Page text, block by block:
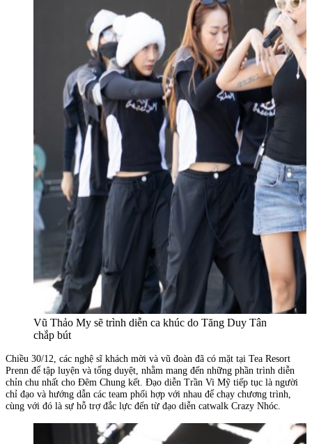
Vũ Thảo My sẽ trình diễn ca khúc do Tăng Duy Tân
chắp bút
Chiều 30/12, các nghệ sĩ khách mời và vũ đoàn đã có mặt tại Tea Resort
Prenn để tập luyện và tổng duyệt, nhằm mang đến những phần trình diễn
chỉn chu nhất cho Đêm Chung kết. Đạo diễn Trần Vi Mỹ tiếp tục là người
chỉ đạo và hướng dẫn các team phối hợp với nhau để chạy chương trình,
cùng với đó là sự hỗ trợ đắc lực đến từ đạo diễn catwalk Crazy Nhóc.